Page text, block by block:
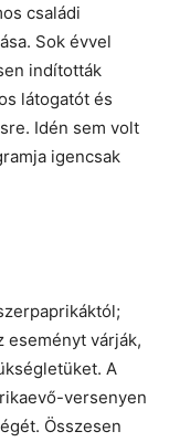
családi
Sok évvel
indították
látogatót és
Idén sem volt
igencsak
eseményt várják,
A
versenyen
Összesen